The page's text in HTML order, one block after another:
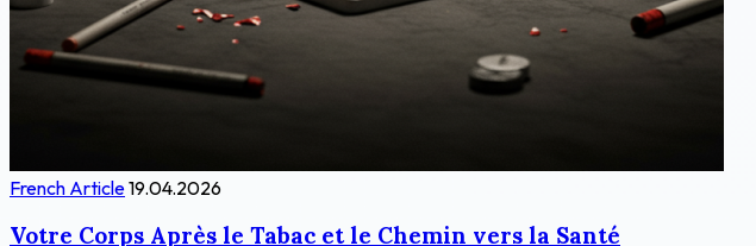
French Article19.04.2026
Votre Corps Après le Tabac et le Chemin vers la Santé